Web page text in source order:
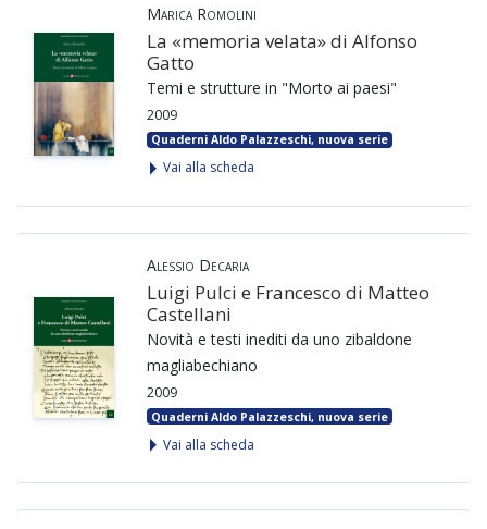
Marica Romolini
La «memoria velata» di Alfonso
Gatto
Temi e strutture in "Morto ai paesi"
2009
Quaderni Aldo Palazzeschi, nuova serie
Vai alla scheda
Alessio Decaria
Luigi Pulci e Francesco di Matteo
Castellani
Novità e testi inediti da uno zibaldone
magliabechiano
2009
Quaderni Aldo Palazzeschi, nuova serie
Vai alla scheda